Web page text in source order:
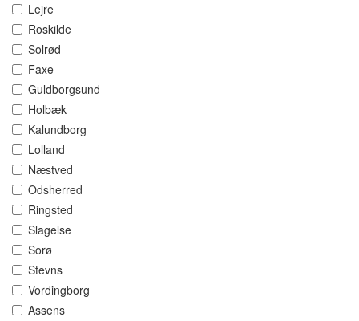
Lejre
Roskilde
Solrød
Faxe
Guldborgsund
Holbæk
Kalundborg
Lolland
Næstved
Odsherred
Ringsted
Slagelse
Sorø
Stevns
Vordingborg
Assens